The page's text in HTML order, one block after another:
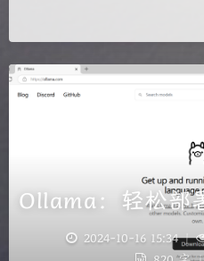
Ollama：轻松部
2024-10-16 15:34 |